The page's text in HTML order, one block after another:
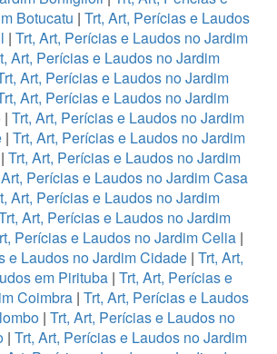
Botucatu | Trt, Art, Perícias e Laudos
| Trt, Art, Perícias e Laudos no Jardim
Art, Perícias e Laudos no Jardim
Art, Perícias e Laudos no Jardim
Art, Perícias e Laudos no Jardim
| Trt, Art, Perícias e Laudos no Jardim
| Trt, Art, Perícias e Laudos no Jardim
| Trt, Art, Perícias e Laudos no Jardim
Perícias e Laudos no Jardim Casa
Art, Perícias e Laudos no Jardim
Art, Perícias e Laudos no Jardim
Perícias e Laudos no Jardim Celia|
e Laudos no Jardim Cidade | Trt, Art,
em Pirituba | Trt, Art, Perícias e
Coimbra | Trt, Art, Perícias e Laudos
| Trt, Art, Perícias e Laudos no
| Trt, Art, Perícias e Laudos no Jardim